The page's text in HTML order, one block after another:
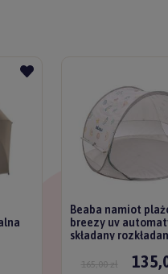
Beaba namiot
breezy uv
składany
165,00 zł